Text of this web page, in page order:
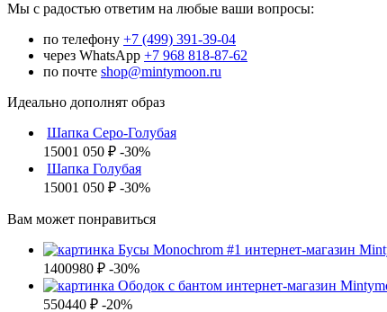
Мы с радостью ответим на любые ваши вопросы:
по телефону +7 (499) 391-39-04
через WhatsApp +7 968 818-87-62
по почте shop@mintymoon.ru
Идеально дополнят образ
Шапка Серо-Голубая
15001 050 ₽ -30%
Шапка Голубая
15001 050 ₽ -30%
Вам может понравиться
1400980 ₽ -30%
550440 ₽ -20%